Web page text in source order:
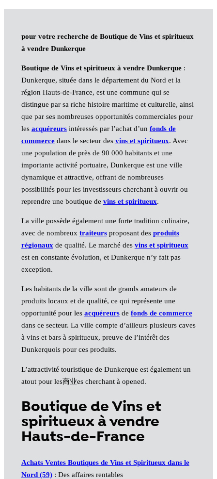
pour votre recherche de Boutique de Vins et spiritueux
à vendre Dunkerque
Boutique de Vins et spiritueux à vendre Dunkerque:
Dunkerque, située dans le département du Nord et la
région Hauts-de-France, est une commune qui se
distingue par sa riche histoire maritime et culturelle, ainsi
que par ses nombreuses opportunités commerciales pour
les acquéreursintéressés par l’achat d’un fonds de
commercedans le secteur des vins et spiritueux. Avec
une population de près de 90 000 habitants et une
importante activité portuaire, Dunkerque est une ville
dynamique et attractive, offrant de nombreuses
possibilités pour les investisseurs cherchant à ouvrir ou
reprendre une boutique de vins et spiritueux.
La ville possède également une forte tradition culinaire,
avec de nombreux traiteursproposant des produits
régionauxde qualité. Le marché des vins et spiritueux
est en constante évolution, et Dunkerque n’y fait pas
exception.
Les habitants de la ville sont de grands amateurs de
produits locaux et de qualité, ce qui représente une
opportunité pour les acquéreursde fonds de commerce
dans ce secteur. La ville compte d’ailleurs plusieurs caves
à vins et bars à spiritueux, preuve de l’intérêt des
Dunkerquois pour ces produits.
L’attractivité touristique de Dunkerque est également un
atout pour les商业es cherchant à opened.
Boutique de Vins et
spiritueux à vendre
Hauts-de-France
Achats Ventes Boutiques de Vins et Spiritueux dans le
Nord (59): Des affaires rentables